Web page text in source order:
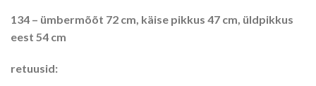
134 – ümbermõõt 72 cm, käise pikkus 47 cm, üldpikkus
eest 54 cm
retuusid: